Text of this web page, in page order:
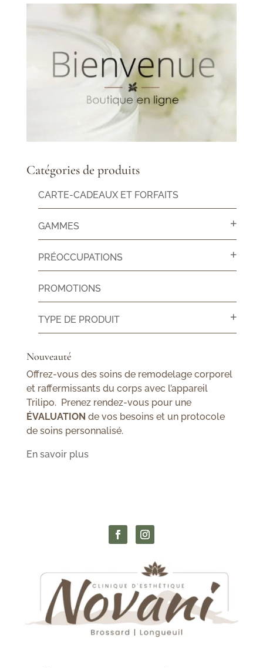
Catégories de produits
CARTE-CADEAUX ET FORFAITS
GAMMES
PRÉOCCUPATIONS
PROMOTIONS
TYPE DE PRODUIT
Nouveauté
Offrez-vous des soins de remodelage corporel
et raffermissants du corps avec l’appareil
Trilipo. Prenez rendez-vous pour une
ÉVALUATION de vos besoins et un protocole
de soins personnalisé.
En savoir plus